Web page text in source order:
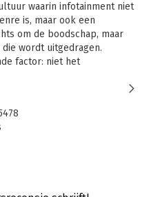
waarin infotainment niet
is, maar ook een
om de boodschap, maar
wordt uitgedragen.
factor: niet het
voor de
Zo manifesteert het
een publiciteitsshow,
met de waan van
Rob Wijnberg ons los te